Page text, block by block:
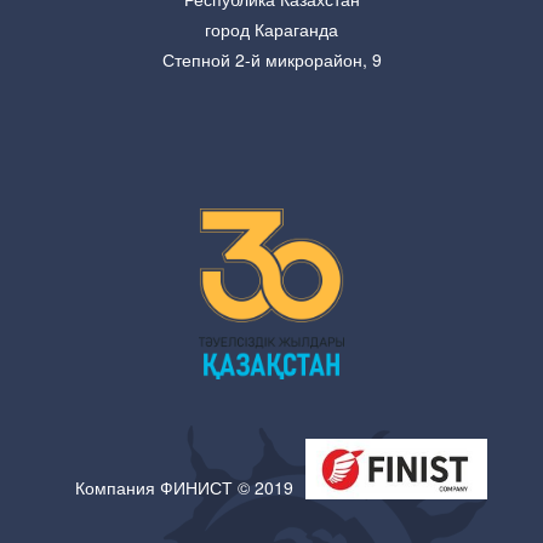
город Караганда
Степной 2-й микрорайон, 9
Компания ФИНИСТ © 2019